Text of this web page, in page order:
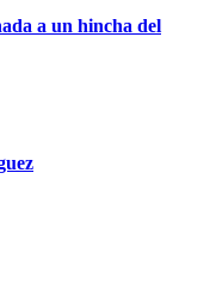
a un hincha del